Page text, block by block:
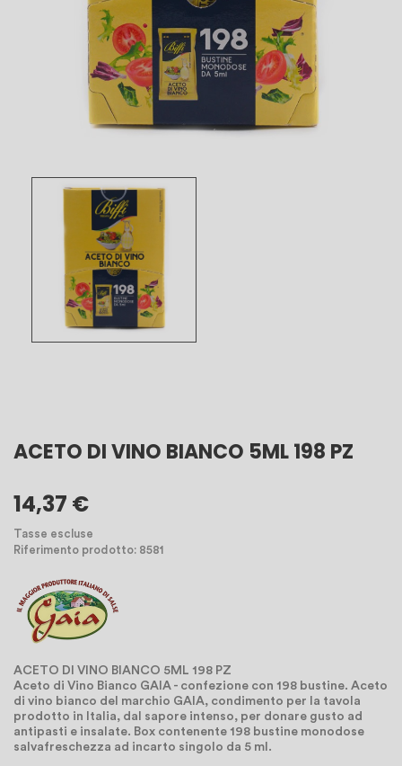
ACETO DI VINO BIANCO 5ML 198 PZ
14,37 €
Tasse escluse
Riferimento prodotto: 8581
ACETO DI VINO BIANCO 5ML 198 PZ
Aceto di Vino Bianco GAIA - confezione con 198 bustine. Aceto
di vino bianco del marchio GAIA, condimento per la tavola
prodotto in Italia, dal sapore intenso, per donare gusto ad
antipasti e insalate. Box contenente 198 bustine monodose
salvafreschezza ad incarto singolo da 5 ml.